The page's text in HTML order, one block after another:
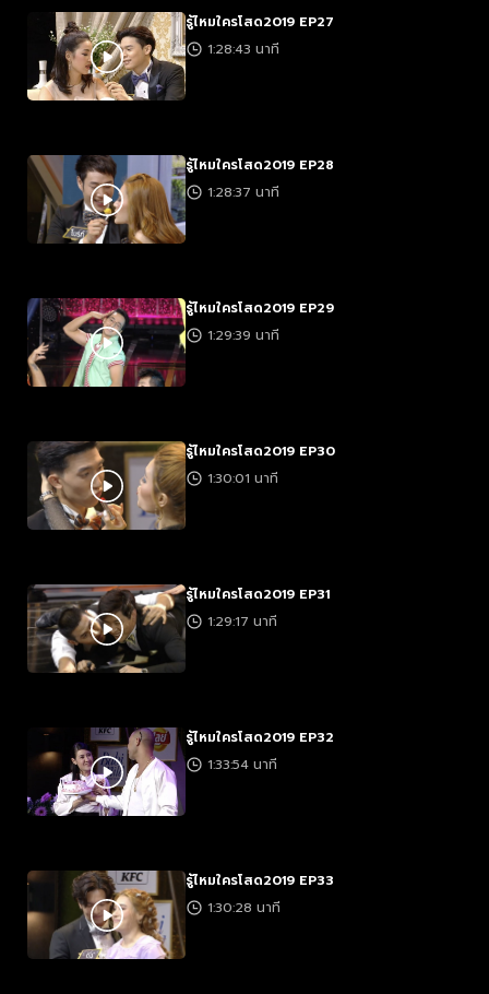
รู้ไหมใครโสด2019 EP27
1:28:43 นาที
รู้ไหมใครโสด2019 EP28
1:28:37 นาที
รู้ไหมใครโสด2019 EP29
1:29:39 นาที
รู้ไหมใครโสด2019 EP30
1:30:01 นาที
รู้ไหมใครโสด2019 EP31
1:29:17 นาที
รู้ไหมใครโสด2019 EP32
1:33:54 นาที
รู้ไหมใครโสด2019 EP33
1:30:28 นาที